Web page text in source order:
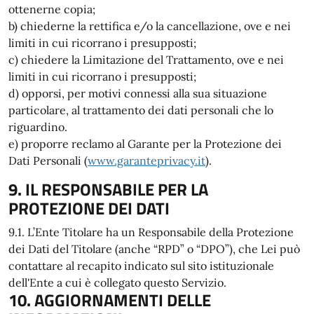
ottenerne copia;
b) chiederne la rettifica e/o la cancellazione, ove e nei
limiti in cui ricorrano i presupposti;
c) chiedere la Limitazione del Trattamento, ove e nei
limiti in cui ricorrano i presupposti;
d) opporsi, per motivi connessi alla sua situazione
particolare, al trattamento dei dati personali che lo
riguardino.
e) proporre reclamo al Garante per la Protezione dei
Dati Personali (www.garanteprivacy.it).
9. IL RESPONSABILE PER LA
PROTEZIONE DEI DATI
9.1. L’Ente Titolare ha un Responsabile della Protezione
dei Dati del Titolare (anche “RPD” o “DPO”), che Lei può
contattare al recapito indicato sul sito istituzionale
dell'Ente a cui è collegato questo Servizio.
10. AGGIORNAMENTI DELLE